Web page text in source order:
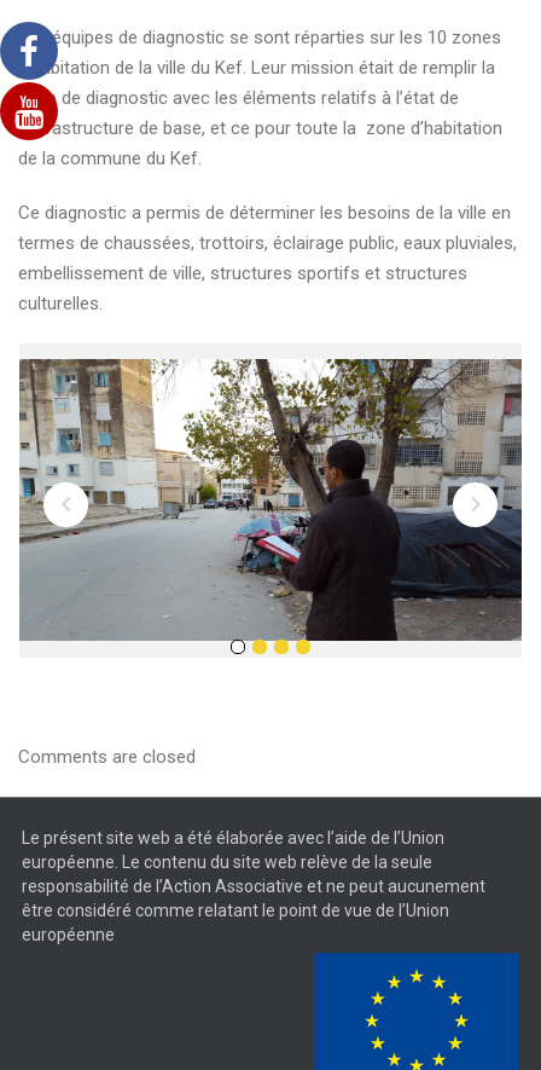
Les équipes de diagnostic se sont réparties sur les 10 zones
d’habitation de la ville du Kef. Leur mission était de remplir la
fiche de diagnostic avec les éléments relatifs à l’état de
l’infrastructure de base, et ce pour toute la zone d’habitation
de la commune du Kef.
Ce diagnostic a permis de déterminer les besoins de la ville en
termes de chaussées, trottoirs, éclairage public, eaux pluviales,
embellissement de ville, structures sportifs et structures
culturelles.
Comments are closed
Le présent site web a été élaborée avec l’aide de l’Union
européenne. Le contenu du site web relève de la seule
responsabilité de l’Action Associative et ne peut aucunement
être considéré comme relatant le point de vue de l’Union
européenne